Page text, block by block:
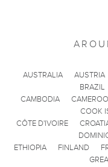
AUSTRALIA AUSTRIA
BRAZIL
CAMBODIA
COOK
CÔTE D'IVOIRE
ETHIOPIA
FINLAND